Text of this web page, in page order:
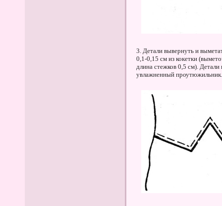
3. Детали вывернуть и
0,1-0,15 см из кокетки
длина стежков 0,5 см).
увлажненный